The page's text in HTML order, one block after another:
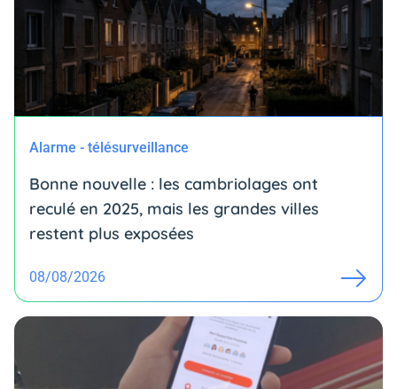
Alarme - télésurveillance
Bonne nouvelle : les cambriolages ont
reculé en 2025, mais les grandes villes
restent plus exposées
08/08/2026